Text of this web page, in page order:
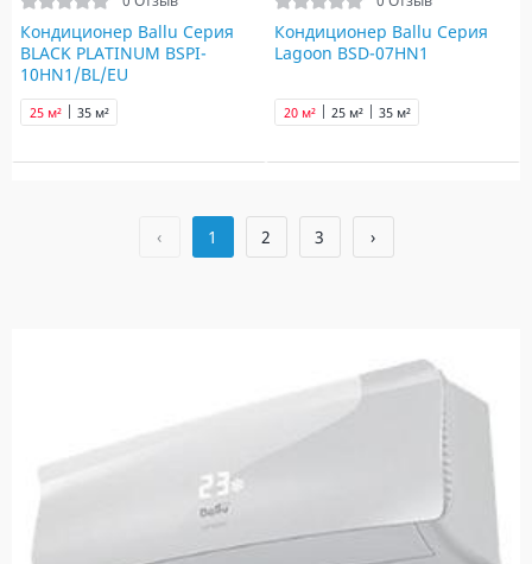
Кондиционер Ballu Серия
BLACK PLATINUM BSPI-
10HN1/BL/EU
25 м² 35 м²
Кондиционер Ballu Серия
Lagoon BSD-07HN1
20 м² 25 м² 35 м²
‹ 1 2 3 ›